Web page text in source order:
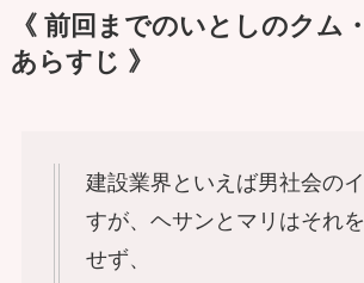
《 前回までのいとしのクム
あらすじ 》
建設業界といえば男社会の
すが、ヘサンとマリはそれ
せず、